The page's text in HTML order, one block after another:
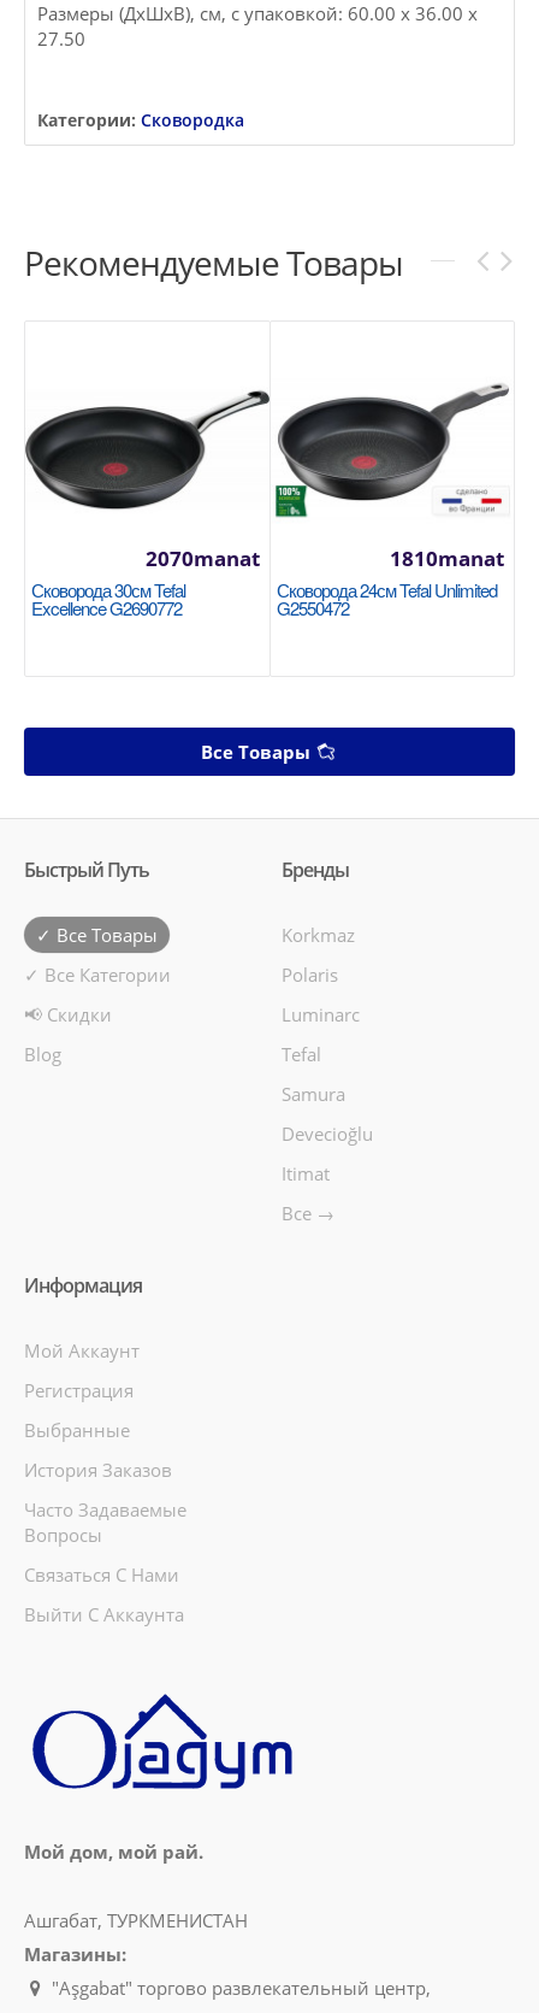
Размеры (ДxШxВ), см, с упаковкой: 60.00 x 36.00 x
27.50
Категории: Сковородка
Рекомендуемые Товары
Сковорода 30см Tefal
Excellence G2690772
2070manat
Сковорода 24см Tefal Unlimited
G2550472
1810manat
Все Товары
Быстрый Путь
✓ Все Товары
✓ Все Категории
📢 Скидки
Blog
Бренды
Korkmaz
Polaris
Luminarc
Tefal
Samura
Devecioğlu
Itimat
Все →
Информация
Мой Аккаунт
Регистрация
Выбранные
История Заказов
Часто Задаваемые
Вопросы
Связаться С Нами
Выйти С Аккаунта
Мой дом, мой рай.
Ашгабат, ТУРКМЕНИСТАН
Магазины:
"Aşgabat" торгово развлекательный центр,